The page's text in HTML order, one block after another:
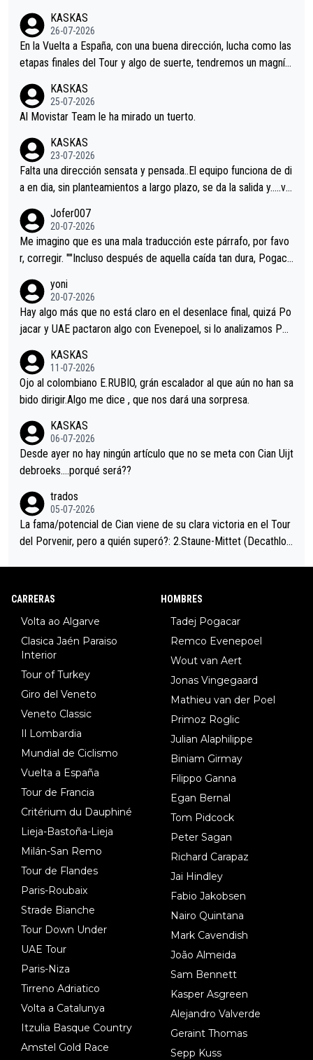
KASKAS
26-07-2026
En la Vuelta a España, con una buena dirección, lucha como las
etapas finales del Tour y algo de suerte, tendremos un magnífi
KASKAS
25-07-2026
Al Movistar Team le ha mirado un tuerto.
KASKAS
23-07-2026
Falta una dirección sensata y pensada..El equipo funciona de di
a en dia, sin planteamientos a largo plazo, se da la salida y…..ve
Minguez, Velez etc etc.Me da pena vivir estos momentos tan
tristes sin victorias.
Jofer007
20-07-2026
Me imagino que es una mala traducción este párrafo, por favo
r, corregir. ""Incluso después de aquella caída tan dura, Pogaca
permaneció pegado a su rueda. Parecía increíble la forma en l
a que era capaz de controlar el miedo", recordó."
yoni
20-07-2026
Hay algo más que no está claro en el desenlace final, quizá Po
jacar y UAE pactaron algo con Evenepoel, si lo analizamos Poj
i sin pedalear, luego está el saludo con Evenepoel dándose la
mano de una manera muy fraternal, más allá de los típicos toqu
es en el hombro con que saludaba a Vingegard. Ahí hubo una in
eta, a ver si por querer poner a Del Toro con calzador en posi
ción de podio UAE y Pojacar se van complicar el tour.
KASKAS
11-07-2026
Ojo al colombiano E.RUBIO, grán escalador al que aún no han sa
bido dirigir.Algo me dice , que nos dará una sorpresa.
KASKAS
06-07-2026
Desde ayer no hay ningún artículo que no se meta con Cian Uijt
debroeks….porqué será??
trados
05-07-2026
La fama/potencial de Cian viene de su clara victoria en el Tour
del Porvenir, pero a quién superó?: 2.Staune-Mittet (Decathlon,
CARRERAS
Volta ao Algarve
Clasica Jaén Paraiso
Interior
Tour of Turkey
Giro del Veneto
Veneto Classic
Il Lombardia
Mundial de Ciclismo
Vuelta a España
Tour de Francia
Critérium du Dauphiné
Lieja-Bastoña-Lieja
Milán-San Remo
Tour de Flandes
Paris-Roubaix
Strade Bianche
Tour Down Under
UAE Tour
Paris-Niza
Tirreno Adriatico
Volta a Catalunya
Itzulia Basque Country
Amstel Gold Race
HOMBRES
Tadej Pogacar
Remco Evenepoel
Wout van Aert
Jonas Vingegaard
Mathieu van der Poel
Primoz Roglic
Julian Alaphilippe
Biniam Girmay
Filippo Ganna
Egan Bernal
Tom Pidcock
Peter Sagan
Richard Carapaz
Jai Hindley
Fabio Jakobsen
Nairo Quintana
Mark Cavendish
João Almeida
Sam Bennett
Kasper Asgreen
Alejandro Valverde
Geraint Thomas
Sepp Kuss